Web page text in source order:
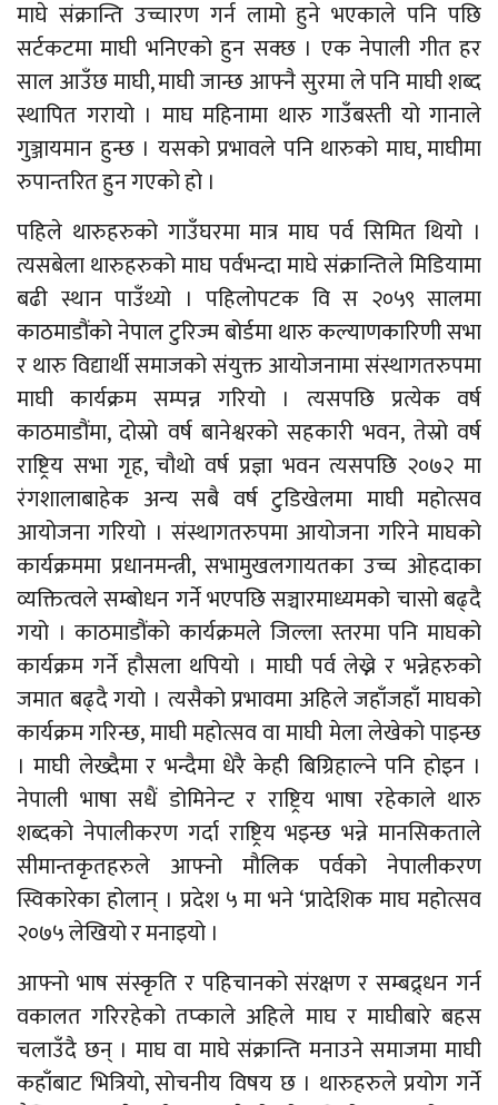
माघे संक्रान्ति उच्चारण गर्न लामो हुने भएकाले पनि पछि
सर्टकटमा माघी भनिएको हुन सक्छ । एक नेपाली गीत हर
साल आउँछ माघी, माघी जान्छ आफ्नै सुरमा ले पनि माघी शब्द
स्थापित गरायो । माघ महिनामा थारु गाउँबस्ती यो गानाले
गुञ्जायमान हुन्छ । यसको प्रभावले पनि थारुको माघ, माघीमा
रुपान्तरित हुन गएको हो ।
पहिले थारुहरुको गाउँघरमा मात्र माघ पर्व सिमित थियो ।
त्यसबेला थारुहरुको माघ पर्वभन्दा माघे संक्रान्तिले मिडियामा
बढी स्थान पाउँथ्यो । पहिलोपटक वि स २०५९ सालमा
काठमाडौंको नेपाल टुरिज्म बोर्डमा थारु कल्याणकारिणी सभा
र थारु विद्यार्थी समाजको संयुक्त आयोजनामा संस्थागतरुपमा
माघी कार्यक्रम सम्पन्न गरियो । त्यसपछि प्रत्येक वर्ष
काठमाडौंमा, दोस्रो वर्ष बानेश्वरको सहकारी भवन, तेस्रो वर्ष
राष्ट्रिय सभा गृह, चौथो वर्ष प्रज्ञा भवन त्यसपछि २०७२ मा
रंगशालाबाहेक अन्य सबै वर्ष टुडिखेलमा माघी महोत्सव
आयोजना गरियो । संस्थागतरुपमा आयोजना गरिने माघको
कार्यक्रममा प्रधानमन्त्री, सभामुखलगायतका उच्च ओहदाका
व्यक्तित्वले सम्बोधन गर्ने भएपछि सञ्चारमाध्यमको चासो बढ्दै
गयो । काठमाडौंको कार्यक्रमले जिल्ला स्तरमा पनि माघको
कार्यक्रम गर्ने हौसला थपियो । माघी पर्व लेख्ने र भन्नेहरुको
जमात बढ्दै गयो । त्यसैको प्रभावमा अहिले जहाँजहाँ माघको
कार्यक्रम गरिन्छ, माघी महोत्सव वा माघी मेला लेखेको पाइन्छ
। माघी लेख्दैमा र भन्दैमा धेरै केही बिग्रिहाल्ने पनि होइन ।
नेपाली भाषा सधैं डोमिनेन्ट र राष्ट्रिय भाषा रहेकाले थारु
शब्दको नेपालीकरण गर्दा राष्ट्रिय भइन्छ भन्ने मानसिकताले
सीमान्तकृतहरुले आफ्नो मौलिक पर्वको नेपालीकरण
स्विकारेका होलान् । प्रदेश ५ मा भने ‘प्रादेशिक माघ महोत्सव
२०७५ लेखियो र मनाइयो ।
आफ्नो भाष संस्कृति र पहिचानको संरक्षण र सम्बद्र्धन गर्न
वकालत गरिरहेको तप्काले अहिले माघ र माघीबारे बहस
चलाउँदै छन् । माघ वा माघे संक्रान्ति मनाउने समाजमा माघी
कहाँबाट भित्रियो, सोचनीय विषय छ । थारुहरुले प्रयोग गर्ने